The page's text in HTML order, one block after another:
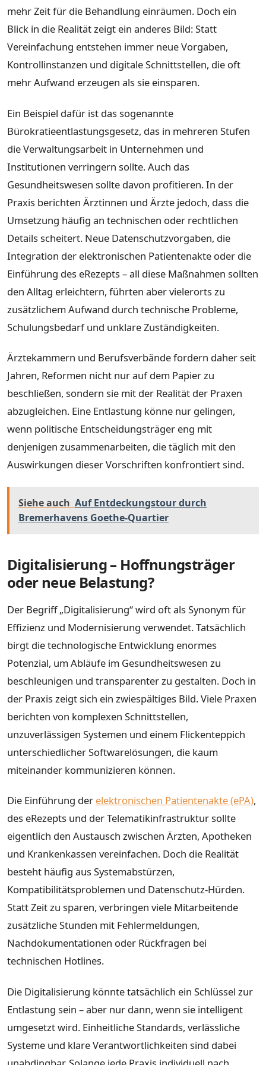
mehr Zeit für die Behandlung einräumen. Doch ein
Blick in die Realität zeigt ein anderes Bild: Statt
Vereinfachung entstehen immer neue Vorgaben,
Kontrollinstanzen und digitale Schnittstellen, die oft
mehr Aufwand erzeugen als sie einsparen.
Ein Beispiel dafür ist das sogenannte
Bürokratieentlastungsgesetz, das in mehreren Stufen
die Verwaltungsarbeit in Unternehmen und
Institutionen verringern sollte. Auch das
Gesundheitswesen sollte davon profitieren. In der
Praxis berichten Ärztinnen und Ärzte jedoch, dass die
Umsetzung häufig an technischen oder rechtlichen
Details scheitert. Neue Datenschutzvorgaben, die
Integration der elektronischen Patientenakte oder die
Einführung des eRezepts – all diese Maßnahmen sollten
den Alltag erleichtern, führten aber vielerorts zu
zusätzlichem Aufwand durch technische Probleme,
Schulungsbedarf und unklare Zuständigkeiten.
Ärztekammern und Berufsverbände fordern daher seit
Jahren, Reformen nicht nur auf dem Papier zu
beschließen, sondern sie mit der Realität der Praxen
abzugleichen. Eine Entlastung könne nur gelingen,
wenn politische Entscheidungsträger eng mit
denjenigen zusammenarbeiten, die täglich mit den
Auswirkungen dieser Vorschriften konfrontiert sind.
Siehe auch Auf Entdeckungstour durch
Bremerhavens Goethe-Quartier
Digitalisierung – Hoffnungsträger
oder neue Belastung?
Der Begriff „Digitalisierung“ wird oft als Synonym für
Effizienz und Modernisierung verwendet. Tatsächlich
birgt die technologische Entwicklung enormes
Potenzial, um Abläufe im Gesundheitswesen zu
beschleunigen und transparenter zu gestalten. Doch in
der Praxis zeigt sich ein zwiespältiges Bild. Viele Praxen
berichten von komplexen Schnittstellen,
unzuverlässigen Systemen und einem Flickenteppich
unterschiedlicher Softwarelösungen, die kaum
miteinander kommunizieren können.
Die Einführung der elektronischen Patientenakte (ePA),
des eRezepts und der Telematikinfrastruktur sollte
eigentlich den Austausch zwischen Ärzten, Apotheken
und Krankenkassen vereinfachen. Doch die Realität
besteht häufig aus Systemabstürzen,
Kompatibilitätsproblemen und Datenschutz-Hürden.
Statt Zeit zu sparen, verbringen viele Mitarbeitende
zusätzliche Stunden mit Fehlermeldungen,
Nachdokumentationen oder Rückfragen bei
technischen Hotlines.
Die Digitalisierung könnte tatsächlich ein Schlüssel zur
Entlastung sein – aber nur dann, wenn sie intelligent
umgesetzt wird. Einheitliche Standards, verlässliche
Systeme und klare Verantwortlichkeiten sind dabei